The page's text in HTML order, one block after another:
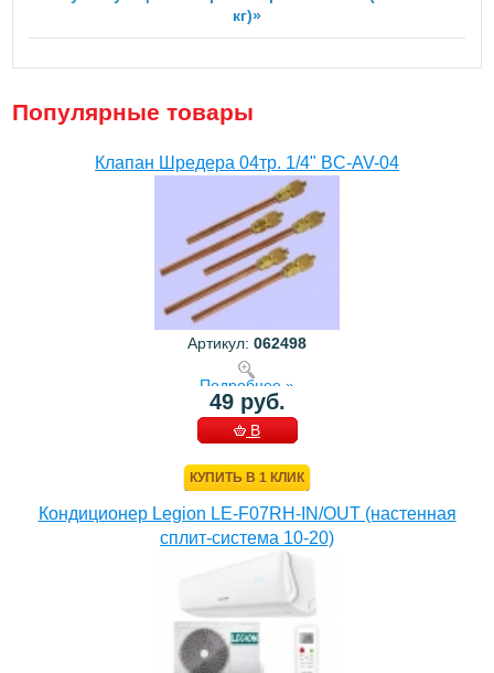
кг)»
Популярные товары
Клапан Шредера 04тр. 1/4" BC-AV-04
Артикул: 062498
Подробнее »
49 руб.
В
КУПИТЬ В 1 КЛИК
Кондиционер Legion LE-F07RH-IN/OUT (настенная
сплит-система 10-20)